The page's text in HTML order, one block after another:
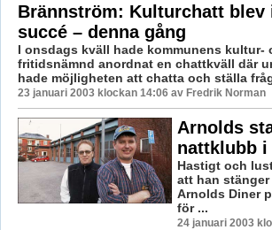
Brännström: Kulturchatt blev
succé – denna gång
I onsdags kväll hade kommunens kultur-
fritidsnämnd anordnat en chattkväll där
hade möjligheten att chatta och ställa
23 januari 2003 klockan 14:06 av Fredrik Norman
Arnolds
nattklubb i
Hastigt och
att han
Arnolds Diner
för ...
24 januari 2003